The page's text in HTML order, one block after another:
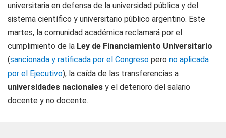
universitaria en defensa de la universidad pública y del
sistema científico y universitario público argentino. Este
martes, la comunidad académica reclamará por el
cumplimiento de la Ley de Financiamiento Universitario
(sancionada y ratificada por el Congreso pero no aplicada
por el Ejecutivo), la caída de las transferencias a
universidades nacionales y el deterioro del salario
docente y no docente.